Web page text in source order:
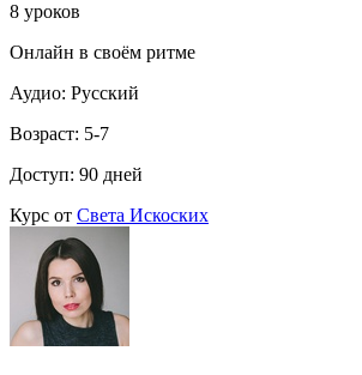
8 уроков
Онлайн в своём ритме
Аудио: Русский
Возраст: 5-7
Доступ: 90 дней
Курс от Света Искоских